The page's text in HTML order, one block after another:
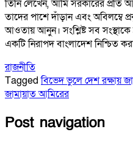
তিনি লেখেন, আমি সরকারের প্রতি
তাদের পাশে দাঁড়ান এবং অবিলম্বে
আওতায় আনুন। সংশ্লিষ্ট সব
একটি নিরাপদ বাংলাদেশ নিশ্চিত
রাজনীতি
Taggedবিভেদ ভুলে দেশ রক্ষায়
জামায়াত আমিরের
Post navigation